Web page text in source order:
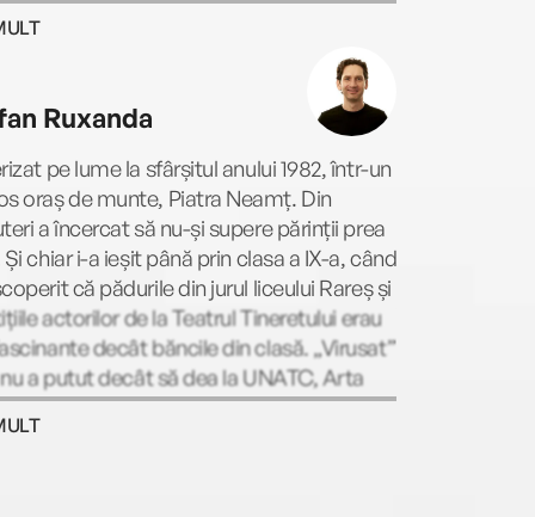
în neurochirurgie și studiile
în neuroștiințe, obținând cea mai
distincție a Academiei Americane de
În anul 2013 a fost diagnosticat
terminală, despre care a scris în New
și Washington Post. În 2014 și-a
rezidențiatul. A murit în martie 2015, în
lucra la această carte, care a fost
de către soția lui, Lucy.
Ruxanda
pe lume la sfârșitul anului 1982, într-un
oraș de munte, Piatra Neamț. Din
a încercat să nu-și supere părinții prea
chiar i-a ieșit până prin clasa a IX-a, când
că pădurile din jurul liceului Rareș și
actorilor de la Teatrul Tineretului erau
decât băncile din clasă. „Virusat”
a putut decât să dea la UNATC, Arta
Din 2005, adică de când a terminat
se dă în spectacole prin București și